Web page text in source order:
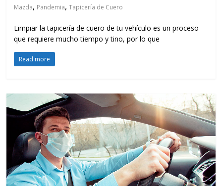
Mazda, Pandemia,Tapicería de Cuero
Limpiar la tapicería de cuero de tu vehículo es un proceso
que requiere mucho tiempo y tino, por lo que
Read more